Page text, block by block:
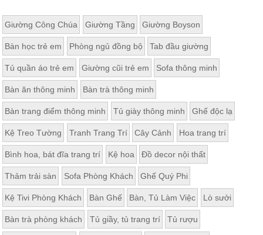
Giường Công Chúa Giường Tầng Giường Boyson
Bàn học trẻ em Phòng ngủ đồng bộ Tab đầu giường
Tủ quần áo trẻ em Giường cũi trẻ em Sofa thông minh
Bàn ăn thông minh Bàn trà thông minh
Bàn trang điểm thông minh Tủ giày thông minh Ghế độc lạ
Kệ Treo Tường Tranh Trang Trí Cây Cảnh Hoa trang trí
Bình hoa, bát đĩa trang trí Kệ hoa Đồ decor nội thất
Thảm trải sàn Sofa Phòng Khách Ghế Quý Phi
Kệ Tivi Phòng Khách Bàn Ghế Bàn, Tủ Làm Việc Lò sưởi
Bàn trà phòng khách Tủ giầy, tủ trang trí Tủ rượu